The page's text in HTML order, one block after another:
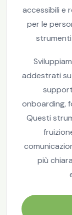
accessibili e
per le
strumenti
addestrati
onboarding,
Questi
più